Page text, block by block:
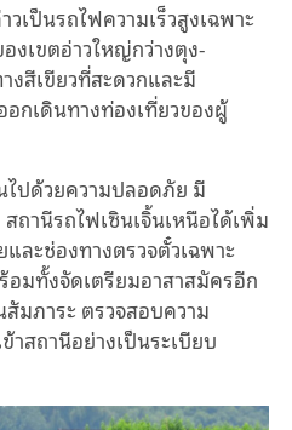
เป็นรถไฟความเร็วสูงเฉพาะ
งเขตอ่าวใหญ่กว่างตุง-
งสีเขียวที่สะดวกและมี
กเดินทางท่องเที่ยวของผู้
ไปด้วยความปลอดภัย มี
ถานีรถไฟเซินเจิ้นเหนือได้เพิ่ม
ละช่องทางตรวจตั๋วเฉพาะ
มทั้งจัดเตรียมอาสาสมัครอีก
มภาระ ตรวจสอบความ
าสถานีอย่างเป็นระเบียบ